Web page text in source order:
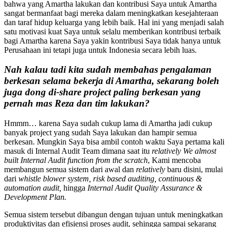
bahwa yang Amartha lakukan dan kontribusi Saya untuk Amartha
sangat bermanfaat bagi mereka dalam meningkatkan kesejahteraan
dan taraf hidup keluarga yang lebih baik. Hal ini yang menjadi salah
satu motivasi kuat Saya untuk selalu memberikan kontribusi terbaik
bagi Amartha karena Saya yakin kontribusi Saya tidak hanya untuk
Perusahaan ini tetapi juga untuk Indonesia secara lebih luas.
Nah kalau tadi kita sudah membahas pengalaman
berkesan selama bekerja di Amartha, sekarang boleh
juga dong di-share project paling berkesan yang
pernah mas Reza dan tim lakukan?
Hmmm… karena Saya sudah cukup lama di Amartha jadi cukup
banyak project yang sudah Saya lakukan dan hampir semua
berkesan. Mungkin Saya bisa ambil contoh waktu Saya pertama kali
masuk di Internal Audit Team dimana saat itu relatively We almost
built Internal Audit function from the scratch, Kami mencoba
membangun semua sistem dari awal dan relatively baru disini, mulai
dari whistle blower system, risk based auditing, continuous &
automation audit, hingga Internal Audit Quality Assurance &
Development Plan.
Semua sistem tersebut dibangun dengan tujuan untuk meningkatkan
produktivitas dan efisiensi proses audit, sehingga sampai sekarang